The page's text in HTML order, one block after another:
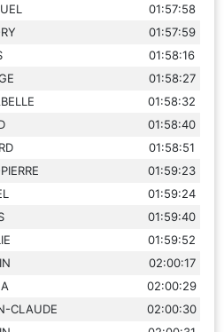
01:57:58
01:57:59
01:58:16
01:58:27
01:58:32
01:58:40
01:58:51
01:59:23
01:59:24
01:59:40
01:59:52
02:00:17
02:00:29
CLAUDE
02:00:30